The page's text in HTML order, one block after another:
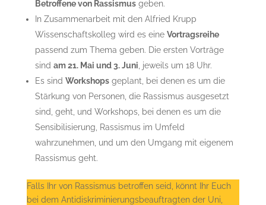
Betroffene von Rassismusgeben.
In Zusammenarbeit mit den Alfried Krupp
Wissenschaftskolleg wird es eine Vortragsreihe
passend zum Thema geben. Die ersten Vorträge
sind am 21. Mai und 3. Juni , jeweils um 18 Uhr.
Es sind Workshopsgeplant, bei denen es um die
Stärkung von Personen, die Rassismus ausgesetzt
sind, geht, und Workshops, bei denen es um die
Sensibilisierung, Rassismus im Umfeld
wahrzunehmen, und um den Umgang mit eigenem
Rassismus geht.
Falls Ihr von Rassismus betroffen seid, könnt Ihr Euch
bei dem Antidiskriminierungsbeauftragten der Uni,